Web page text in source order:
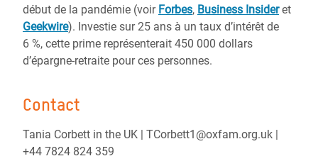
début de la pandémie (voir Forbes, Business Insideret
Geekwire). Investie sur 25 ans à un taux d’intérêt de
6 %, cette prime représenterait 450 000 dollars
d’épargne-retraite pour ces personnes.
Contact
Tania Corbett in the UK | TCorbett1@oxfam.org.uk |
+44 7824 824 359